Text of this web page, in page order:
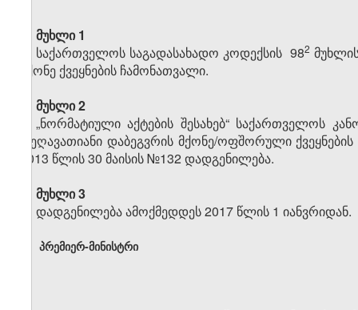
მუხლი 1
საქართველოს საგადასახადო კოდექსის 98​2
მქონე ქვეყნების ჩამონათვალი.
მუხლი 2
„ნორმატიული აქტების შესახებ“ საქართველოს
„შეღავათიანი დაბეგვრის მქონე/ოფშორული
2013 წლის 30 მაისის №132 დადგენილება.
მუხლი 3
დადგენილება ამოქმედდეს 2017 წლის 1 იანვრიდან.
პრემიერ-მინისტრი